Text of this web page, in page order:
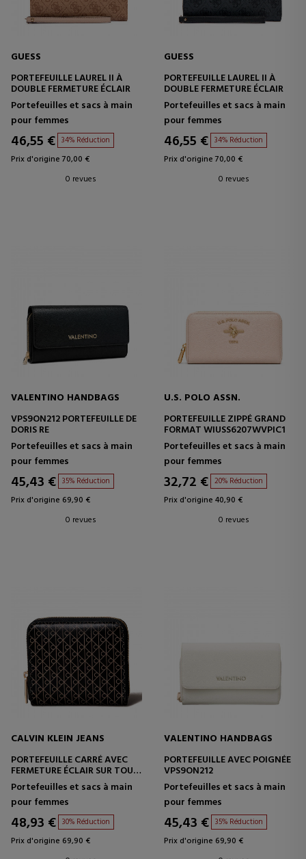
GUESS
PORTEFEUILLE LAUREL II À
DOUBLE FERMETURE ÉCLAIR
Portefeuilles et sacs à main
pour femmes
46,55 € 34% Réduction
Prix d'origine 70,00 €
0 revues
GUESS
PORTEFEUILLE LAUREL II À
DOUBLE FERMETURE ÉCLAIR
Portefeuilles et sacs à main
pour femmes
46,55 € 34% Réduction
Prix d'origine 70,00 €
0 revues
VALENTINO HANDBAGS
VPS9ON212 PORTEFEUILLE DE
DORIS RE
Portefeuilles et sacs à main
pour femmes
45,43 € 35% Réduction
Prix d'origine 69,90 €
0 revues
U.S. POLO ASSN.
PORTEFEUILLE ZIPPÉ GRAND
FORMAT WIUSS6207WVPIC1
Portefeuilles et sacs à main
pour femmes
32,72 € 20% Réduction
Prix d'origine 40,90 €
0 revues
CALVIN KLEIN JEANS
PORTEFEUILLE CARRÉ AVEC
FERMETURE ÉCLAIR SUR TOUT
LE POURTOUR, PROTECTION
RFID ET LOGO
Portefeuilles et sacs à main
pour femmes
48,93 € 30% Réduction
Prix d'origine 69,90 €
VALENTINO HANDBAGS
PORTEFEUILLE AVEC POIGNÉE
VPS9ON212
Portefeuilles et sacs à main
pour femmes
45,43 € 35% Réduction
Prix d'origine 69,90 €